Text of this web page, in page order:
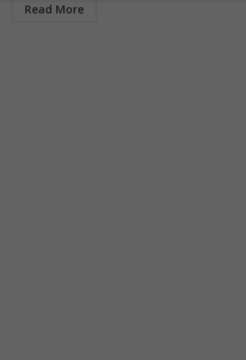
Read More